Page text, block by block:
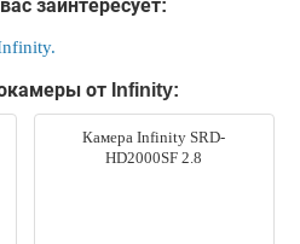
заинтересует:
от Infinity:
Камера Infinity SRD-
HD2000SF 2.8